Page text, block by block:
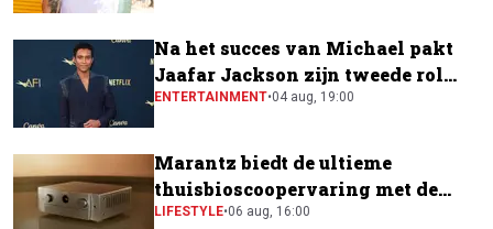
Na het succes van Michael pakt
Jaafar Jackson zijn tweede rol
naast Will Smith
ENTERTAINMENT•04 aug, 19:00
Marantz biedt de ultieme
thuisbioscoopervaring met de
CINEMA Series 2
LIFESTYLE•06 aug, 16:00